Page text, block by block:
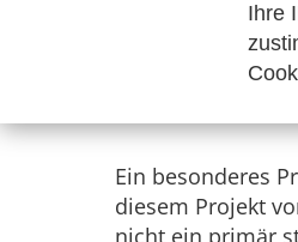
Seit 2003
ein, das Sie
Ein besonderes
diesem Projekt
nicht ein primär
Ihre